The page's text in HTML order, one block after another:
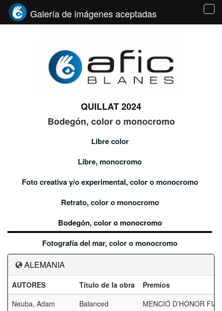
Galería de imágenes aceptadas
QUILLAT 2024
Bodegón, color o monocromo
Libre color
Libre, monocromo
Foto creativa y/o experimental, color o monocromo
Retrato, color o monocromo
Bodegón, color o monocromo
Fotografía del mar, color o monocromo
ALEMANIA
AUTORES Título de la obra
Premios
Neuba, Adam
Balanced
MENCIÓ D’HONOR FIAP